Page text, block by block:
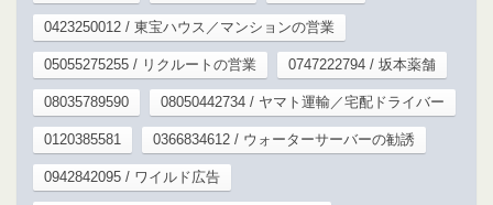
0423250012 / 東宝ハウス／マンションの営業
05055275255 / リクルートの営業 0747222794 / 坂本薬舗
08035789590 08050442734 / ヤマト運輸／宅配ドライバー
0120385581 0366834612 / ウォーターサーバーの勧誘
0942842095 / ワイルド広告